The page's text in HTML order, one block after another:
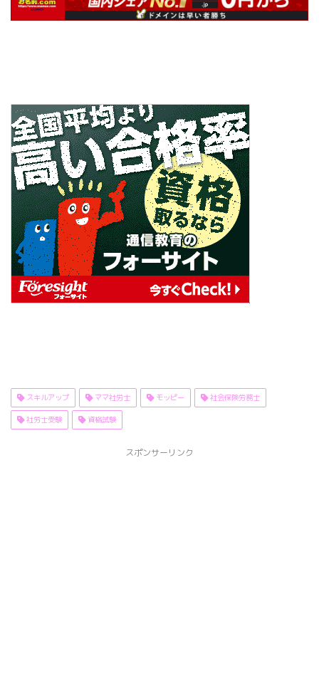
スキルアップ ママ社労士 モッピー 社会保険労務士
社労士受験 資格試験
スポンサーリンク